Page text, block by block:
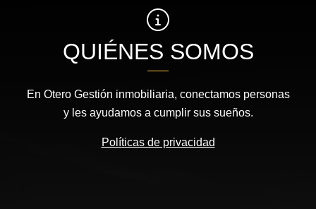
QUIÉNES SOMOS
En Otero Gestión inmobiliaria, conectamos personas
y les ayudamos a cumplir sus sueños.
Políticas de privacidad